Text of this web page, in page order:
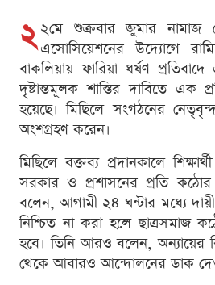
২ ২মে শুক্রবার জুমার নামাজ
এসোসিয়েশনের উদ্যোগে
বাকলিয়ায় ফারিয়া ধর্ষণ
দৃষ্টান্তমূলক শাস্তির দাবিতে এক
হয়েছে। মিছিলে সংগঠনের
অংশগ্রহণ করেন।
মিছিলে বক্তব্য প্রদানকালে
সরকার ও প্রশাসনের প্রতি কঠোর
বলেন, আগামী ২৪ ঘন্টার মধ্যে দায়ী
নিশ্চিত না করা হলে ছাত্রসমাজ
হবে। তিনি আরও বলেন, অন্যায়ের
থেকে আবারও আন্দোলনের ডাক